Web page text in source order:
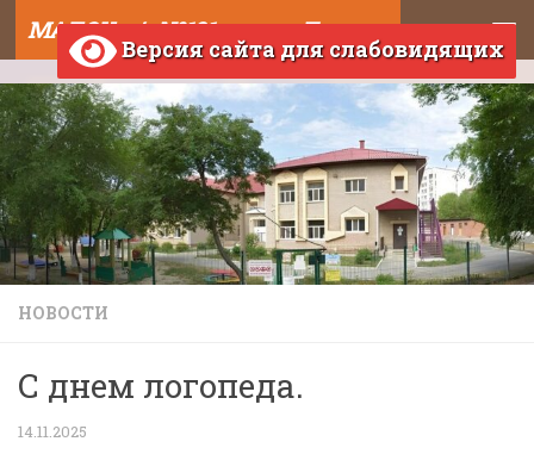
Skip to content МАДОУ д/с №121 города Тюмени
Версия сайта для слабовидящих
НОВОСТИ
С днем логопеда.
14.11.2025